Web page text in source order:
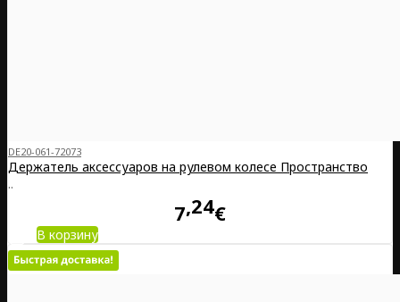
DE20-061-72073
Держатель аксессуаров на рулевом колесе Пространство
..
7 24€
В корзину